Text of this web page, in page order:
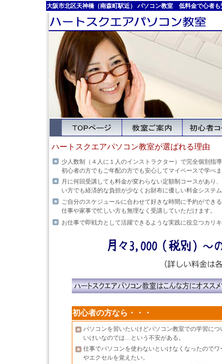
大阪市北区天神橋（南森町駅近） パソコン教室 低料金で心者
ハートスクエアパソコン教室が選ばれる理由
少人数制（４人に１人のインストラクター）で完全個別指
初心者の方でもご年配の方でも安心してマイペースで学べ
月に何回受講しても料金が変わらない定額制コースがあり
い方でも経済的な負担が少なくお財布に優しい料金システ
ご自分のスケジュールに合わせて好きな時間に予約ができ
仕事や家事で忙しい方も無理なく受講していただけます。
お仕事で即戦力として活躍できるような実践に役立つカリ
初心者の方なら・・・
パソコンを習いたいけどパソコン教室での学習につ
いけいなのでは…という不安がある。
仕事でパソコンを使わないといけなくなったのでワ
やエクセルを覚えたい。